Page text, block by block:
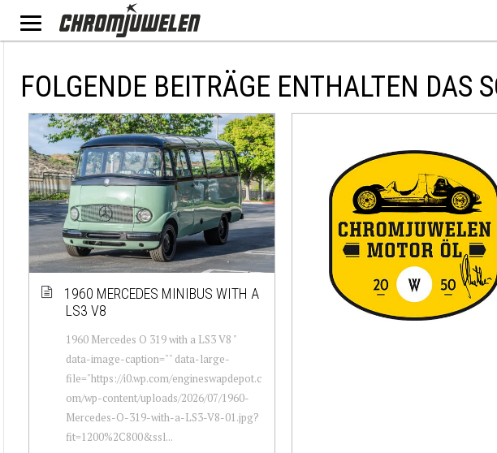
FOLGENDE BEITRÄGE ENTHALTEN DAS
1960 MERCEDES MINIBUS WITH A
LS3 V8
1960 Mercedes O 319 with a LS3 V8 "
data-image-caption="" data-large-
file="https://i0.wp.com/engineswapdepot.c
om/wp-content/uploads/2026/07/1960-
Mercedes-O-319-with-a-LS3-V8-01.jpg?
fit=1200%2C800&ssl...